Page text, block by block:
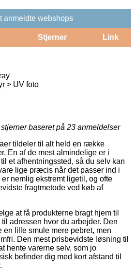
anmeldte webshops
Stjerner Link
> UV foto
baseret på 23 anmeldelser
tildeler til alt held en række
En af de mest almindelige er i
et afhentningssted, så du selv kan
lige præcis når det passer ind i
nemlig ekstremt ligetil, og ofte
fragtmetode ved køb af
at få produkterne bragt hjem til
adressen hvor du arbejder. Den
en lille smule mere pebret, men
Den mest prisbevidste løsning til
hente varerne selv, som jo
befinder dig med kort afstand til